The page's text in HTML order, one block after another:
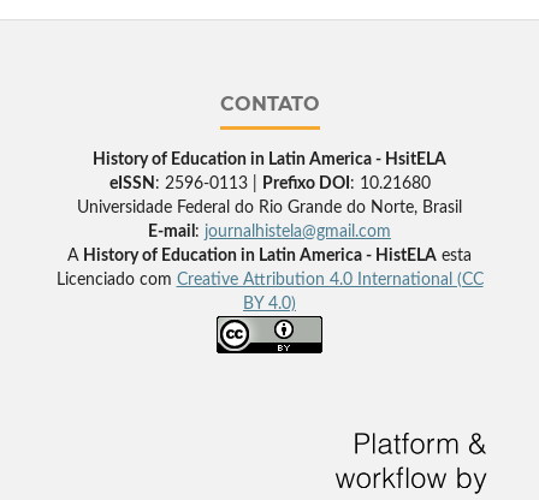
CONTATO
History of Education in Latin America - HsitELA
eISSN : 2596-0113 | Prefixo DOI : 10.21680
Universidade Federal do Rio Grande do Norte, Brasil
E-mail : journalhistela@gmail.com
A History of Education in Latin America - HistELA esta
Licenciado com Creative Attribution 4.0 International (CC
BY 4.0)